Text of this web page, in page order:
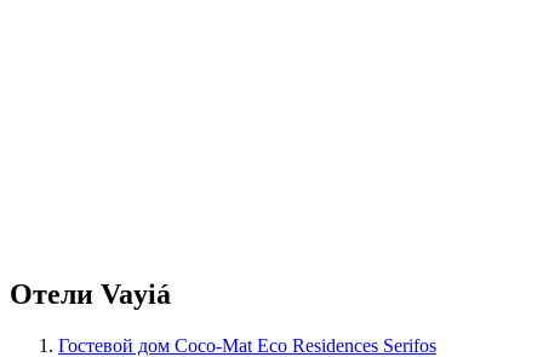
Отели Vayiá
Гостевой дом Coco-Mat Eco Residences Serifos